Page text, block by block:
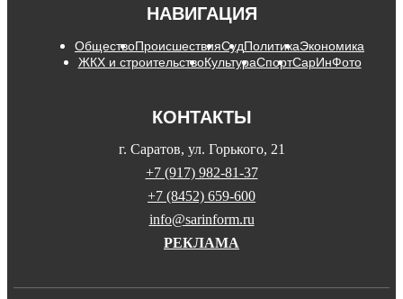
НАВИГАЦИЯ
ОбществоПроисшествияСудПолитикаЭкономика
ЖКХ и строительствоКультураСпортСарИнФото
КОНТАКТЫ
г. Саратов, ул. Горького, 21
+7 (917) 982-81-37
+7 (8452) 659-600
info@sarinform.ru
РЕКЛАМА